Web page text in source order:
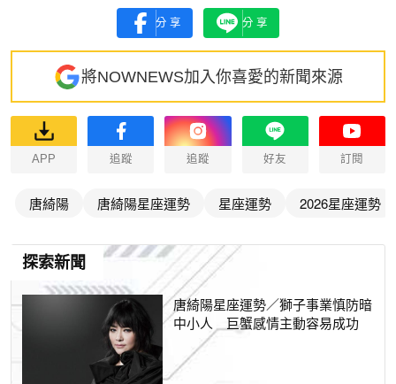
分享 分享
將NOWNEWS加入你喜愛的新聞來源
APP 追蹤 追蹤 好友 訂閱
唐綺陽 唐綺陽星座運勢 星座運勢 2026星座運勢
探索新聞
唐綺陽星座運勢／獅子事業慎防暗
中小人 巨蟹感情主動容易成功